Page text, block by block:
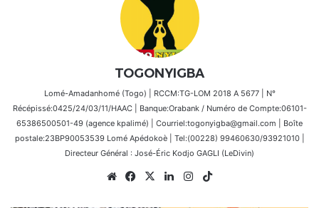
TOGONYIGBA
Lomé-Amadanhomé (Togo) | RCCM:TG-LOM 2018 A 5677 | N°
Récépissé:0425/24/03/11/HAAC | Banque:Orabank / Numéro de Compte:06101-
65386500501-49 (agence kpalimé) | Courriel:togonyigba@gmail.com | Boîte
postale:23BP90053539 Lomé Apédokoè | Tel:(00228) 99460630/93921010 |
Directeur Général : José-Éric Kodjo GAGLI (LeDivin)
WebsiteFacebook
X LinkedinInstagram